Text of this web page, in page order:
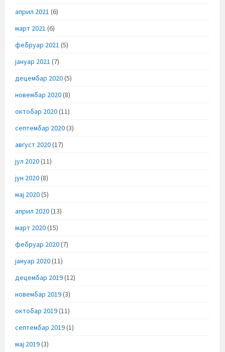
април 2021 (6)
март 2021 (6)
фебруар 2021 (5)
јануар 2021 (7)
децембар 2020(5)
новембар 2020(8)
октобар 2020(11)
септембар 2020(3)
август 2020(17)
јул 2020(11)
јун 2020(8)
мај 2020(5)
април 2020(13)
март 2020(15)
фебруар 2020(7)
јануар 2020(11)
децембар 2019(12)
новембар 2019(3)
октобар 2019(11)
септембар 2019(1)
мај 2019(3)